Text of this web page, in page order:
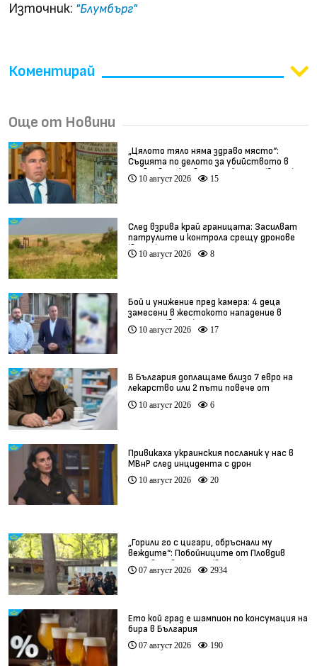
Източник: "Блумбърг"
Коментирай
Още от Новини
„Цялото тяло няма здраво място“:
Съдията по делото за убийството в
Пловдив разкрива подробности (видео)
10 август 2026 15
След взрива край границата: Засилват
патрулите и контрола срещу дронове
(видео)
10 август 2026 8
Бой и унижение пред камера: 4 деца
замесени в жестокото нападение в
Радомир (видео)
10 август 2026 17
В България доплащаме близо 7 евро на
лекарство или 2 пъти повече от
средното за ЕС
10 август 2026 6
Привикаха украинския посланик у нас в
МВнР след инцидента с дрон
10 август 2026 20
„Горили го с цигари, обръснали му
веждите“: Побойниците от Пловдив
остават в ареста (видео)
07 август 2026 2934
Ето кой град е шампион по консумация на
бира в България
07 август 2026 190